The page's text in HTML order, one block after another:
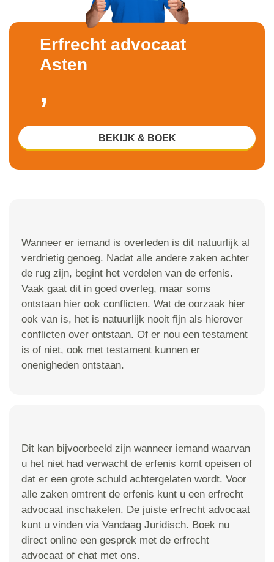
Wanneer er iemand is overleden is dit natuurlijk al
verdrietig genoeg. Nadat alle andere zaken achter
de rug zijn, begint het verdelen van de erfenis.
Vaak gaat dit in goed overleg, maar soms
ontstaan hier ook conflicten. Wat de oorzaak hier
ook van is, het is natuurlijk nooit fijn als hierover
conflicten over ontstaan. Of er nou een testament
is of niet, ook met testament kunnen er
onenigheden ontstaan.
Erfrecht advocaat
Asten
,
BEKIJK & BOEK
Dit kan bijvoorbeeld zijn wanneer iemand waarvan
u het niet had verwacht de erfenis komt opeisen of
dat er een grote schuld achtergelaten wordt. Voor
alle zaken omtrent de erfenis kunt u een erfrecht
advocaat inschakelen. De juiste erfrecht advocaat
kunt u vinden via Vandaag Juridisch. Boek nu
direct online een gesprek met de erfrecht
advocaat of chat met ons.